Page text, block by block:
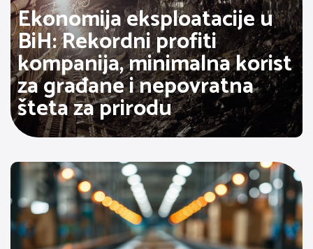
Ekonomija eksploatacije u
BiH: Rekordni profiti
kompanija, minimalna korist
za građane i nepovratna
šteta za prirodu